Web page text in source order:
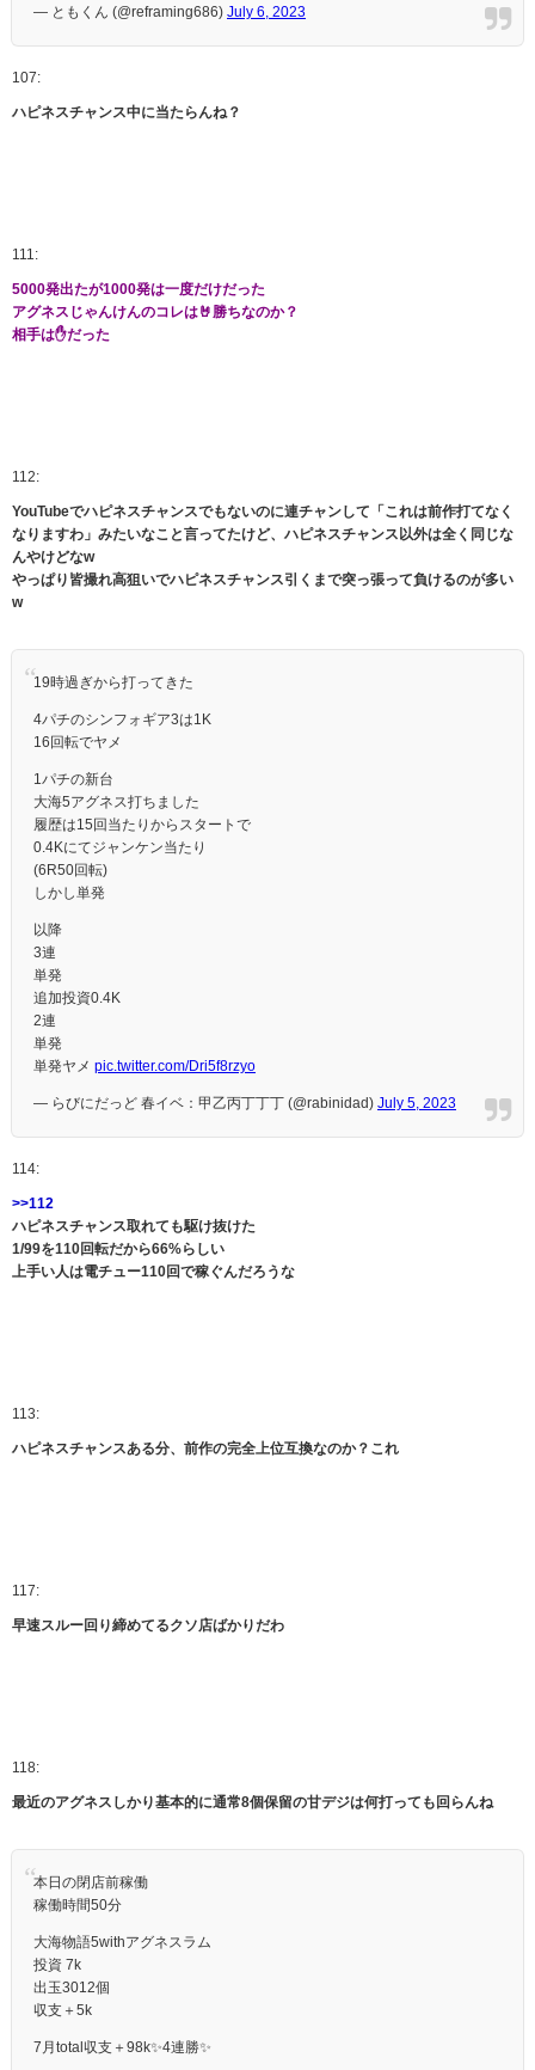
— ともくん (@reframing686) July 6, 2023
107:
ハピネスチャンス中に当たらんね？
111:
5000発出たが1000発は一度だけだった
アグネスじゃんけんのコレは🤘勝ちなのか？
相手は✋だった
112:
YouTubeでハピネスチャンスでもないのに連チャンして「これは前作打てなく
なりますわ」みたいなこと言ってたけど、ハピネスチャンス以外は全く同じな
んやけどなw
やっぱり皆撮れ高狙いでハピネスチャンス引くまで突っ張って負けるのが多い
w
19時過ぎから打ってきた
4パチのシンフォギア3は1K
16回転でヤメ
1パチの新台
大海5アグネス打ちました
履歴は15回当たりからスタートで
0.4Kにてジャンケン当たり
(6R50回転)
しかし単発
以降
3連
単発
追加投資0.4K
2連
単発
単発ヤメ pic.twitter.com/Dri5f8rzyo
— らびにだっど 春イベ：甲乙丙丁丁丁 (@rabinidad) July 5, 2023
114:
>>112
ハピネスチャンス取れても駆け抜けた
1/99を110回転だから66%らしい
上手い人は電チュー110回で稼ぐんだろうな
113:
ハピネスチャンスある分、前作の完全上位互換なのか？これ
117:
早速スルー回り締めてるクソ店ばかりだわ
118:
最近のアグネスしかり基本的に通常8個保留の甘デジは何打っても回らんね
本日の閉店前稼働
稼働時間50分
大海物語5withアグネスラム
投資 7k
出玉3012個
収支＋5k
7月total収支＋98k✨️4連勝✨